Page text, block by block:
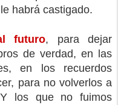
habrá castigado.
futuro, para dejar
de verdad, en las
en los recuerdos
para no volverlos a
los que no fuimos